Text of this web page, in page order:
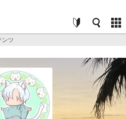
ンツ